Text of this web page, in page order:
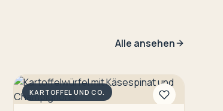
Alle ansehen
KARTOFFEL UND CO.